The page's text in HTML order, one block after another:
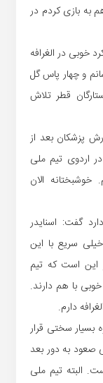
به بازی کردم در
خوبی در الغرافه
۹ گل به ثمر برسانم و چهار پاس گل
قطر تلاش
پزشکان بعد از
اردوی تیم ملی
الان
گفت: اسنایدر
سریع با این
این است که تیم
با هم دارند.
دارم.
بسیار سختی قرار
صعود به دور بعد
البته تیم ملی